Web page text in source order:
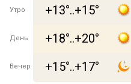
Утро +13°..+15°
День +18°..+20°
Вечер +15°..+17°